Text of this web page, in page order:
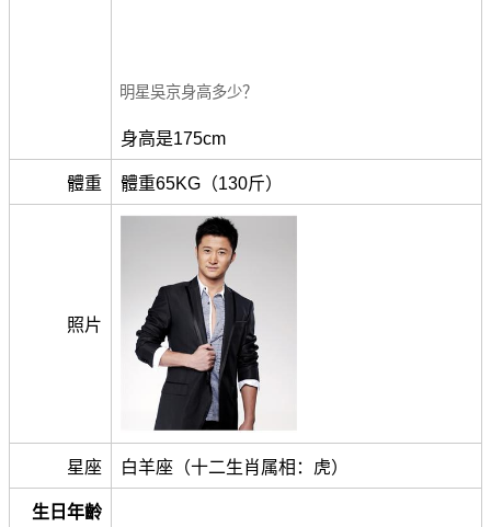
明星吳京身高多少？
身高是175cm
體重 體重65KG（130斤）
照片
星座 白羊座（十二生肖属相：虎）
生日年齡